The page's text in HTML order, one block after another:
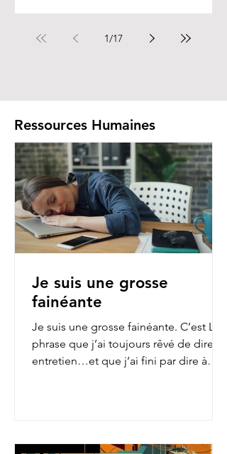
1/17
Ressources Humaines
Je suis une grosse
fainéante
Je suis une grosse fainéante. C’est LA
phrase que j’ai toujours rêvé de dire en
entretien…et que j’ai fini par dire à